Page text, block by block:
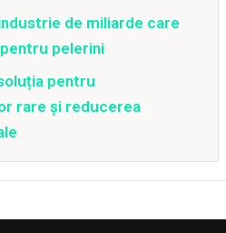
de miliarde care
pelerini
pentru
rare și reducerea